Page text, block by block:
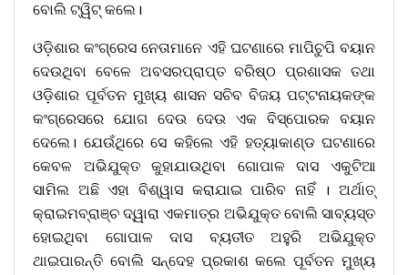
ବୋଲି ଟ୍ୱିଟ୍ କଲେ।
ଓଡ଼ିଶାର କଂଗ୍ରେସ ନେତାମାନେ ଏହି ଘଟଣାରେ ମାପିଚୁପି ବୟାନ
ଦେଉଥିବା ବେଳେ ଅବସରପ୍ରାପ୍ତ ବରିଷ୍ଠ ପ୍ରଶାସକ ତଥା
ଓଡ଼ିଶାର ପୂର୍ବତନ ମୁଖ୍ୟ ଶାସନ ସଚିବ ବିଜୟ ପଟ୍ଟନାୟକଙ୍କ
କଂଗ୍ରେସରେ ଯୋଗ ଦେଉ ଦେଉ ଏକ ବିସ୍ପୋରକ ବୟାନ
ଦେଲେ। ଯେଉଁଥିରେ ସେ କହିଲେ ଏହି ହତ୍ୟାକାଣ୍ଡ ଘଟଣାରେ
କେବଳ ଅଭିଯୁକ୍ତ କୁହାଯାଉଥିବା ଗୋପାଳ ଦାସ ଏକୁଟିଆ
ସାମିଲ ଅଛି ଏହା ବିଶ୍ୱାସ କରାଯାଇ ପାରିବ ନାହିଁ । ଅର୍ଥାତ୍
କ୍ରାଇମବ୍ରାଞ୍ଚ ଦ୍ୱାରା ଏକମାତ୍ର ଅଭିଯୁକ୍ତ ବୋଲି ସାବ୍ୟସ୍ତ
ହୋଇଥିବା ଗୋପାଳ ଦାସ ବ୍ୟତୀତ ଅହୁରି ଅଭିଯୁକ୍ତ
ଥାଇପାରନ୍ତି ବୋଲି ସନ୍ଦେହ ପ୍ରକାଶ କଲେ ପୂର୍ବତନ ମୁଖ୍ୟ